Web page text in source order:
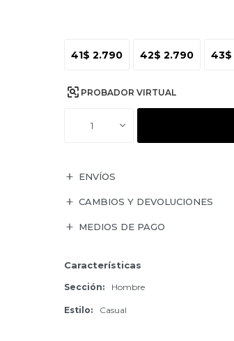
41$ 2.790 42$ 2.790 43$
PROBADOR VIRTUAL
1
ENVÍOS
CAMBIOS Y DEVOLUCIONES
MEDIOS DE PAGO
Características
Sección Hombre
Estilo Casual